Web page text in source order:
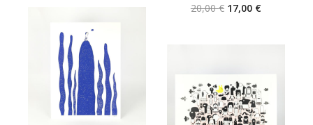
20,00€ Le
17,00 €Le